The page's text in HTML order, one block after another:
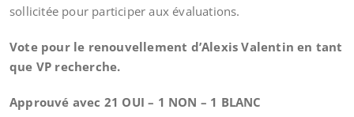
sollicitée pour participer aux évaluations.
Vote pour le renouvellement d’Alexis Valentin en tant
que VP recherche.
Approuvé avec 21 OUI – 1 NON – 1 BLANC